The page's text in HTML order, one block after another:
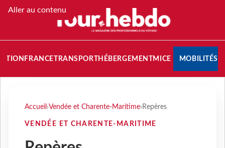
Aller au contenu
FRANCETRANSPORT HÉBERGEMENTMICE MOBILITÉS
Accueil ›Vendée et Charente-Maritime› Repères
VENDÉE ET CHARENTE-MARITIME